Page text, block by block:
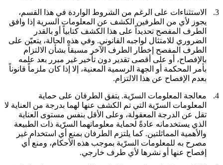
3. الاستثناءات على الرغم من الشروط الواردة في هذا القسم،
يجوز لأي من الطرفين الكشف عن المعلومات السرية إذا وافق
الطرف المفصح تحديداً على هذا الكشف كتابياً أو بالقدر
الضروري للامتثال لواجبه القانوني. وفي هذه الحالة، يتعيّن على
الطرف المفصح إخطار الطرف الآخر مسبقاً بشأن الالتزام
بالإفصاح، أو على أقصى تقدير دون تأخير غير مبرر بعد علمه
بأمر المحكمة أو الجهة الرسمية المعنية، إلا إذا كان ملزماً قانوناً
بعدم الإفصاح عن هذا الالتزام.
4. معالجة المعلومات السرّية. يتفق الطرفان على حماية
المعلومات السرّية التي تم الكشف عنها لهما بدرجة من العناية لا
تقل عن الدرجة المعقولة، وعلى الأقل بنفس مستوى العناية
الذي يستخدمانه عادةً لحماية معلوماتهما السرّية ذات الطبيعة
والأهمية المماثلتين. كما يلتزم الطرفان بمنع أي استخدام غير
مصرح به للمعلومات السرّية بموجب هذه الأحكام، ومنع أي
إفصاح عنها أو نشرها لأي طرف خارجي.